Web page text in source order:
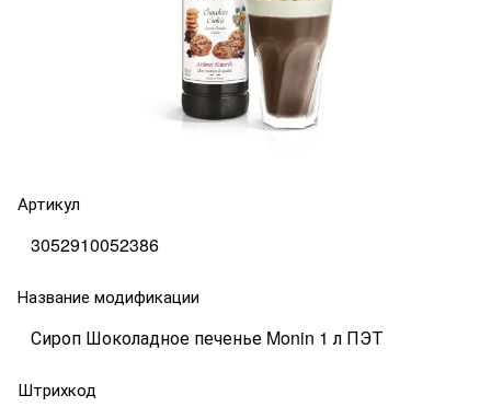
Артикул
3052910052386
Название модификации
Сироп Шоколадное печенье Monin 1 л ПЭТ
Штрихкод